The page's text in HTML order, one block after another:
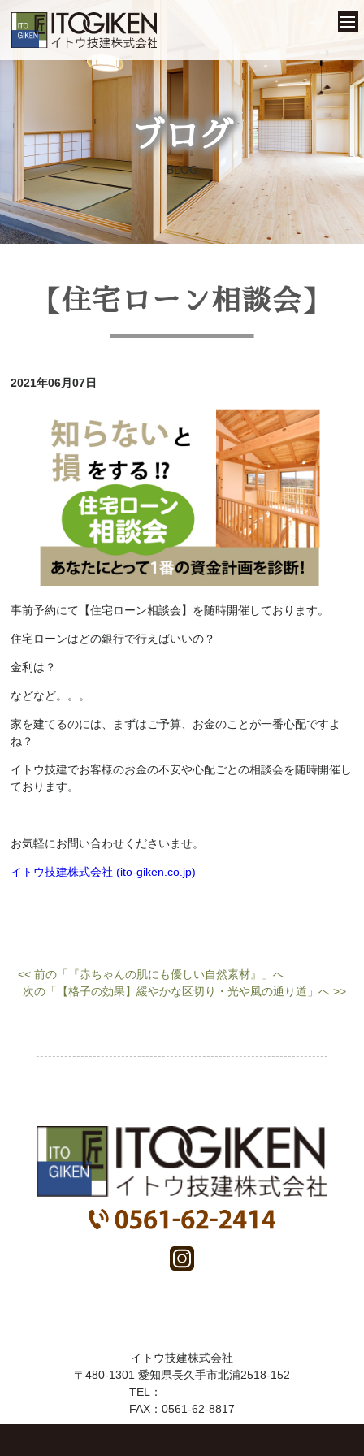
ブログ
BLOG
【住宅ローン相談会】
2021年06月07日
事前予約にて【住宅ローン相談会】を随時開催しております。
住宅ローンはどの銀行で行えばいいの？
金利は？
などなど。。。
家を建てるのには、まずはご予算、お金のことが一番心配ですよ
ね？
イトウ技建でお客様のお金の不安や心配ごとの相談会を随時開催し
ております。
お気軽にお問い合わせくださいませ。
イトウ技建株式会社 (ito-giken.co.jp)
<< 前の「『赤ちゃんの肌にも優しい自然素材』」へ
次の「【格子の効果】緩やかな区切り・光や風の通り道」へ >>
イトウ技建株式会社
〒480-1301 愛知県長久手市北浦2518-152
TEL：
FAX： 0561-62-8817